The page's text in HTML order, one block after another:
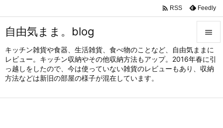
自由気まま。blog
キッチン雑貨や食器、生活雑貨、食べ物のことなど、自由気ままに
レビュー。キッチン収納やその他収納方法もアップ。2016年春に引
っ越しをしたので、今は使っていない雑貨のレビューもあり、収納
方法などは新旧の部屋の様子が混在しています。


メニュ
 RSS Feedly